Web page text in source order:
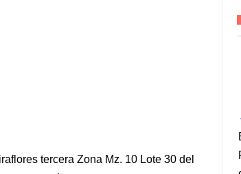
tercera Zona Mz. 10 Lote 30 del